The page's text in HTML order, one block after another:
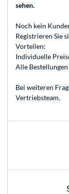
sehen.
Noch kein
Registrieren Sie
Vorteilen:
Individuelle
Alle
Bei weiteren
Vertriebsteam.